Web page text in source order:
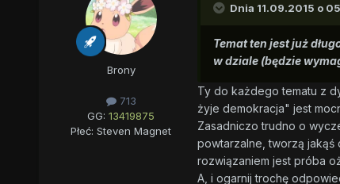
Brony
713
GG:13419875
Płeć: Steven Magnet
Dnia 11.09.2015 o
Temat ten jest już
w dziale (będzie
Ty do każdego tematu z
żyje demokracja" jest
Zasadniczo trudno o
powtarzalne, tworzą jakąś
rozwiązaniem jest próba
A, i ogarnij trochę